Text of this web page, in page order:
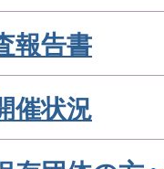
報告書
催状況